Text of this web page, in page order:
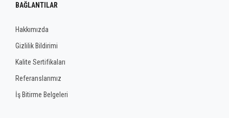
BAĞLANTILAR
Hakkımızda
Gizlilik Bildirimi
Kalite Sertifikaları
Referanslarımız
İş Bitirme Belgeleri